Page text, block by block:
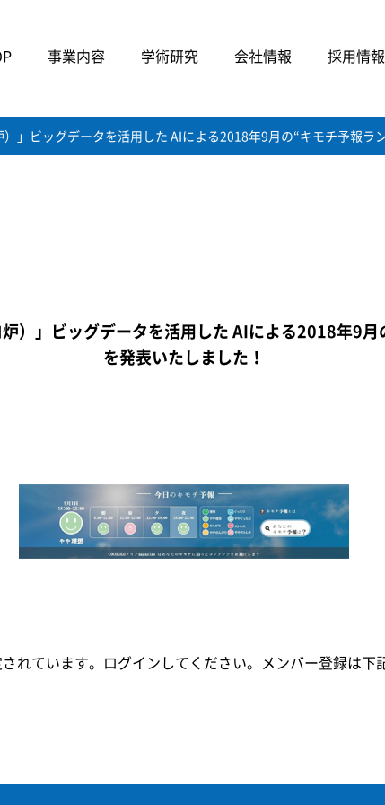
事業内容 学術研究 会社情報 採用情報
」ビッグデータを活用した AIによる2018年9月の“キモチ予報ラ
）」ビッグデータを活用した AIによる2018年9
を発表いたしました！
れています。ログインしてください。メンバー登録は下